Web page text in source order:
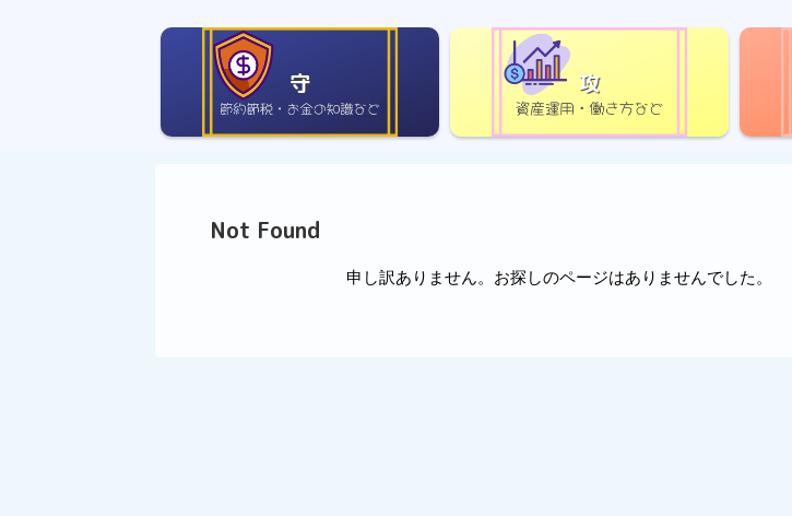
守 攻
Not Found
申し訳ありません。お探しのページはありませんでした。